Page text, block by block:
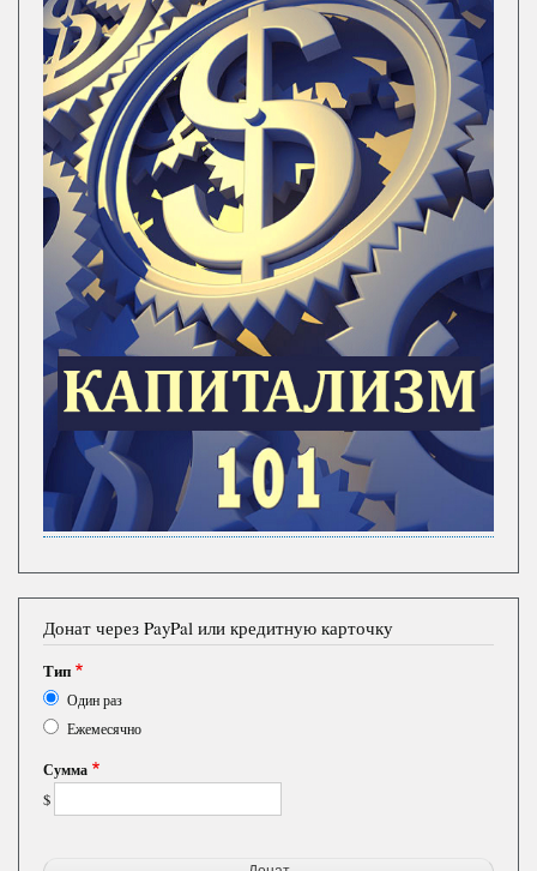
Донат через PayPal или кредитную карточку
Тип
Один раз
Ежемесячно
Сумма
$